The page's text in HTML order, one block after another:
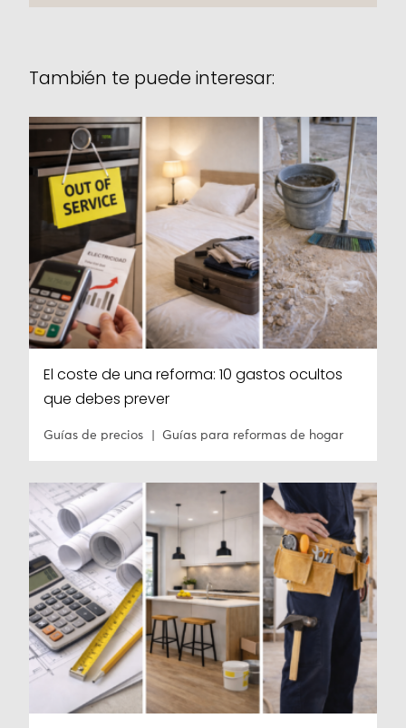
También te puede interesar:
El coste de una reforma: 10 gastos ocultos
que debes prever
Guías de precios Guías para reformas de hogar